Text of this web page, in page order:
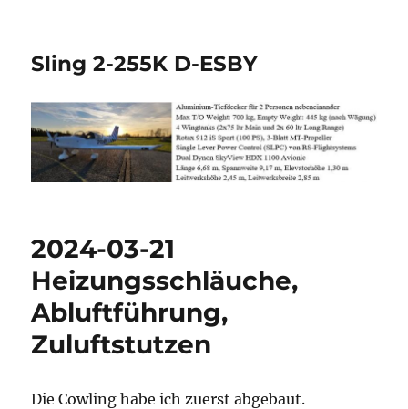
Sling 2-255K D-ESBY
2024-03-21
Heizungsschläuche,
Abluftführung,
Zuluftstutzen
Die Cowling habe ich zuerst abgebaut.